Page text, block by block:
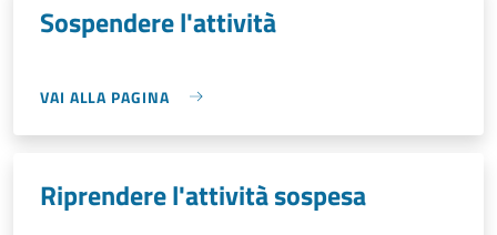
Sospendere l'attività
VAI ALLA PAGINA
Riprendere l'attività sospesa